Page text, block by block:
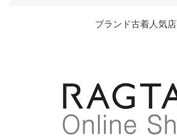
ブランド古着人気店